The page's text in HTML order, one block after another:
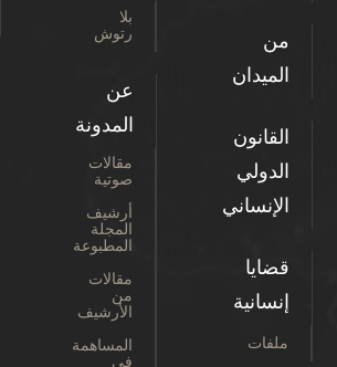
من
الميدان
القانون
الدولي
الإنساني
قضايا
إنسانية
ملفات
بلا
رتوش
عن
المدونة
مقالات
صوتية
أرشيف
المجلة
المطبوعة
مقالات
من
الأرشيف
المساهمة
في